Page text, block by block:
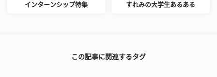
インターンシップ特集 すれみの大学生あるある
この記事に関連するタグ